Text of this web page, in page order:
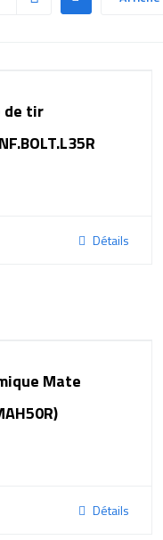
de tir
Détails
Mate
Détails